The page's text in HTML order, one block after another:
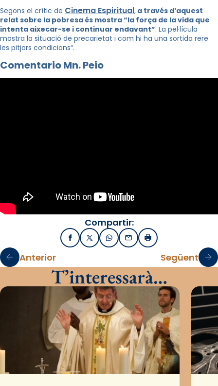
Segons el crític de Cinema Espiritual, a través d’aquest
relat sobre la pobresa és mostra “la força de la vida que
intenta aixecar-se i continuar endavant”. La pel·lícula
mostra la situació de precarietat i com hi ha una sortida rere
les pitjors condicions“.
Comentario Mn. Peio
Compartir:
FacebookX / TwitterWhatsApp
EmailImprimir
Anterior Següent
T’interessarà…